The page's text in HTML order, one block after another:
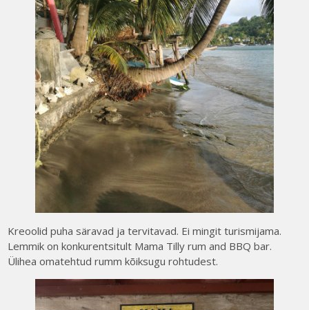
Kreoolid puha säravad ja tervitavad. Ei mingit turismijama.
Lemmik on konkurentsitult Mama Tilly rum and BBQ bar.
Ülihea omatehtud rumm kõiksugu rohtudest.